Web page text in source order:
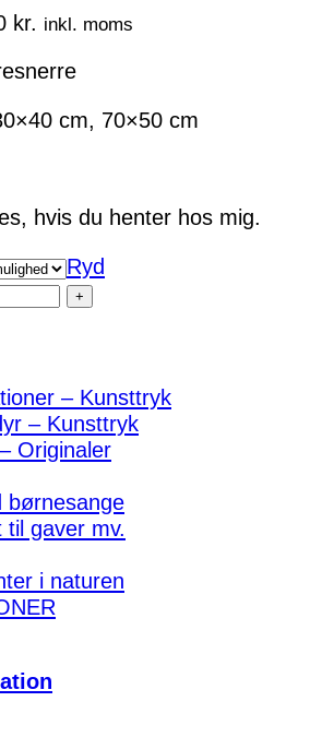
kr. Prisinterval:
til
inkl. moms
cm, 70×50 cm
hvis du henter hos mig.
Ryd
– Kunsttryk
– Kunsttryk
Originaler
børnesange
gaver mv.
i naturen